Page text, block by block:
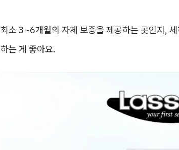
최소 3~6개월의 자체 보증을 제공하는 곳인지,
하는 게 좋아요.